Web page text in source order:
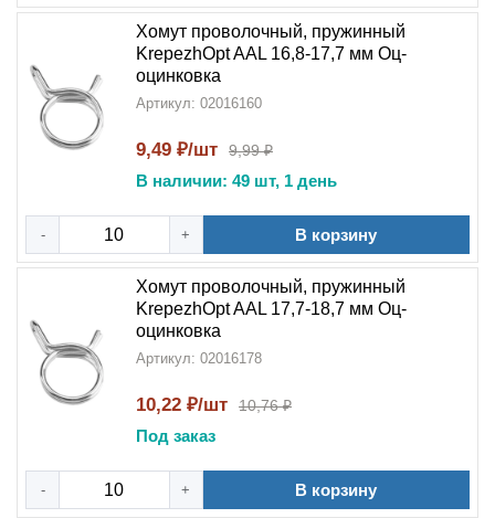
Хомут проволочный, пружинный
KrepezhOpt AAL 16,8-17,7 мм Оц-
оцинковка
Артикул: 02016160
9,49 ₽/шт 9,99 ₽
В наличии: 49 шт, 1 день
- + В корзину
Хомут проволочный, пружинный
KrepezhOpt AAL 17,7-18,7 мм Оц-
оцинковка
Артикул: 02016178
10,22 ₽/шт 10,76 ₽
Под заказ
- + В корзину